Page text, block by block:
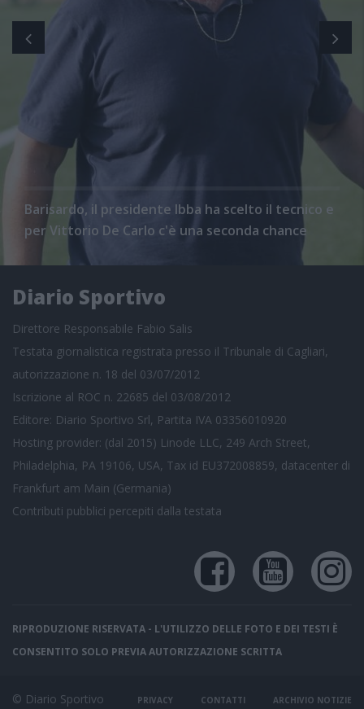
Barisardo, il presidente Ibba ha scelto il tecnico e
per Vittorio De Carlo c'è una seconda chance
Diario Sportivo
Direttore Responsabile Fabio Salis
Testata giornalistica registrata presso il Tribunale di Cagliari,
autorizzazione n. 18 del 03/07/2012
Iscrizione al ROC n. 22685 del 03/08/2012
Editore: Diario Sportivo Srl, Partita IVA 03356010920
Hosting provider: (dal 2015) Linode LLC, 249 Arch Street,
Philadelphia, PA 19106, USA, Tax id EU372008859, datacenter di
Frankfurt am Main (Germania)
Contributi pubblici percepiti dalla testata
RIPRODUZIONE RISERVATA - L'UTILIZZO DELLE FOTO E DEI TESTI È
CONSENTITO SOLO PREVIA AUTORIZZAZIONE SCRITTA
© Diario Sportivo PRIVACY CONTATTI ARCHIVIO NOTIZIE